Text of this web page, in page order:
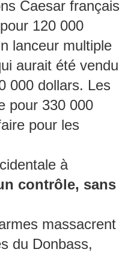
Caesar français
120 000
lanceur multiple
aurait été vendu
000 dollars. Les
pour 330 000
pour les
à
contrôle, sans
massacrent
du Donbass,